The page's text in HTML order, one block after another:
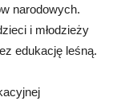
narodowych.
i młodzieży
edukację leśną.